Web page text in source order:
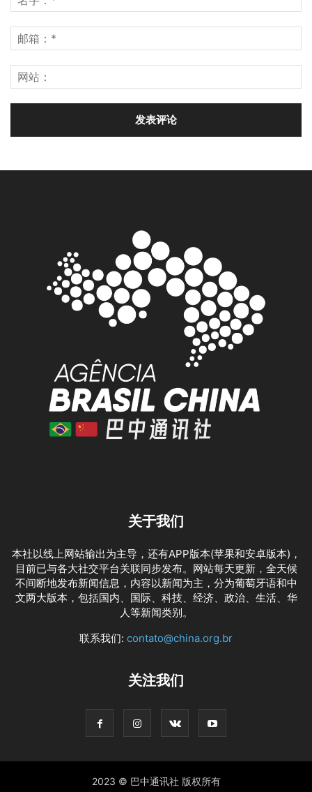
关于我们
本社以线上网站输出为主导，还有APP版本(苹果和安卓版本)，
目前已与各大社交平台关联同步发布。网站每天更新，全天候
不间断地发布新闻信息，内容以新闻为主，分为葡萄牙语和中
文两大版本，包括国内、国际、科技、经济、政治、生活、华
人等新闻类别。
联系我们: contato@china.org.br
关注我们
2023 © 巴中通讯社 版权所有